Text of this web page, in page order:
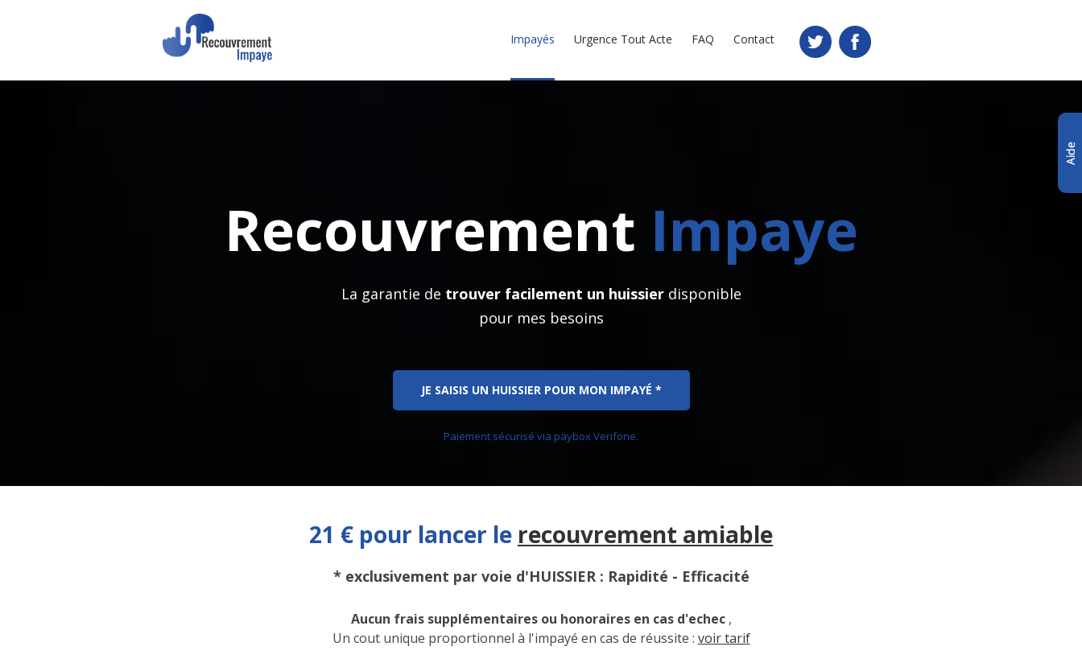
Impayés Urgence Tout Acte FAQ Contact
Recouvrement Impaye
La garantie de trouver facilement un huissierdisponible
pour mes besoins
JE SAISIS UN HUISSIER POUR MON IMPAYÉ *
Paiement sécurisé via paybox Verifone.
21 € pour lancer le recouvrement amiable
* exclusivement par voie d'HUISSIER : Rapidité - Efficacité
Aucun frais supplémentaires ou honoraires en cas d'echec,
Un cout unique proportionnel à l'impayé en cas de réussite : voir tarif